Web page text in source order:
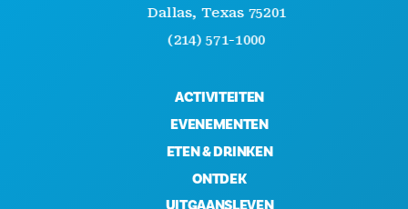
Dallas, Texas 75201
(214) 571-1000
ACTIVITEITEN
EVENEMENTEN
ETEN & DRINKEN
ONTDEK